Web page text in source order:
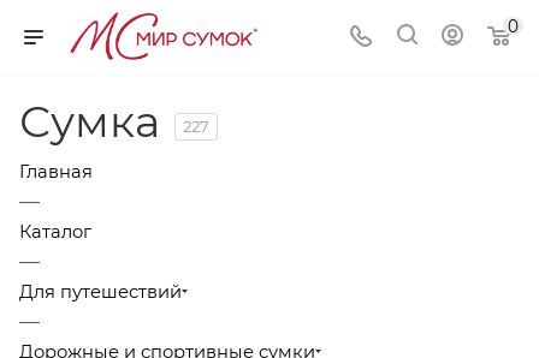
0
Сумка 227
Главная
—
Каталог
—
Для путешествий
—
Дорожные и спортивные сумки